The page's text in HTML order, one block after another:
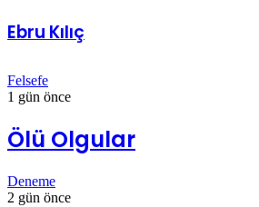
Ebru Kılıç
Felsefe
1 gün önce
Ölü Olgular
Deneme
2 gün önce